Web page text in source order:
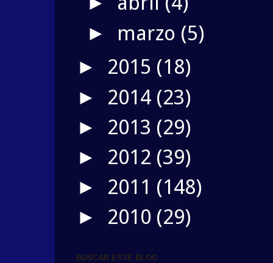
► marzo (5)
► 2015 (18)
► 2014 (23)
► 2013 (29)
► 2012 (39)
► 2011 (148)
► 2010 (29)
BUSCAR ESTE BLOG